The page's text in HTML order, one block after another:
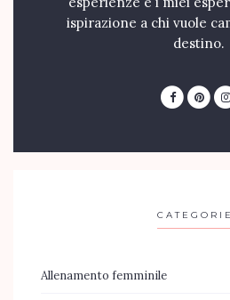
ispirazione a chi vuole
destino.
Allenamento femminile